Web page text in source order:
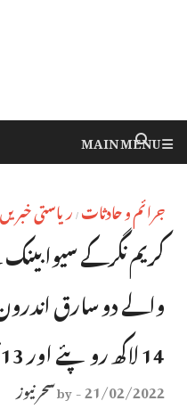
MAIN MENU
جرائم و حادثات / ریاستی خبریں
کریم نگرکے سیوا
والے دو سارق اندرون
14 لاکھ روپئے اور 13 تولے سونا برآمد
21/02/2022
-
byسحر نیوز